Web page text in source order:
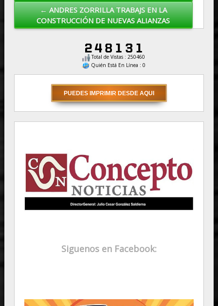
← ANDRES ZORRILLA TRABAJS EN LA
CONSTRUCCIÓN DE NUEVAS ALIANZAS
Total de Vistas : 250460
Quién Está En Línea : 0
Siguenos en Facebook: